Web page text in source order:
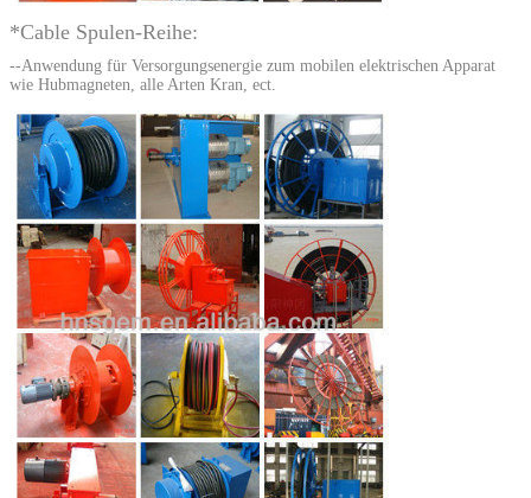
*Cable Spulen-Reihe:
--Anwendung für Versorgungsenergie zum mobilen elektrischen Apparat
wie Hubmagneten, alle Arten Kran, ect.